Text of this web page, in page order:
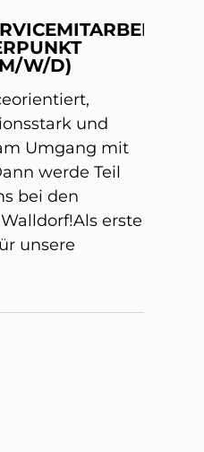
W/D)
und
Umgang mit
werde Teil
bei den
erste
unsere